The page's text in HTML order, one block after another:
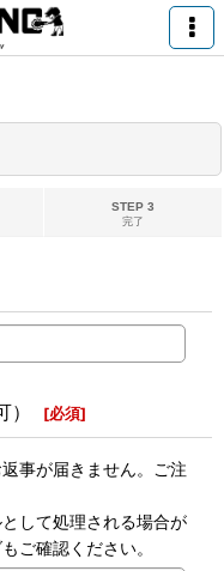
STEP 3
完了
[必須]
事が届きません。ご注
して処理される場合が
ご確認ください。